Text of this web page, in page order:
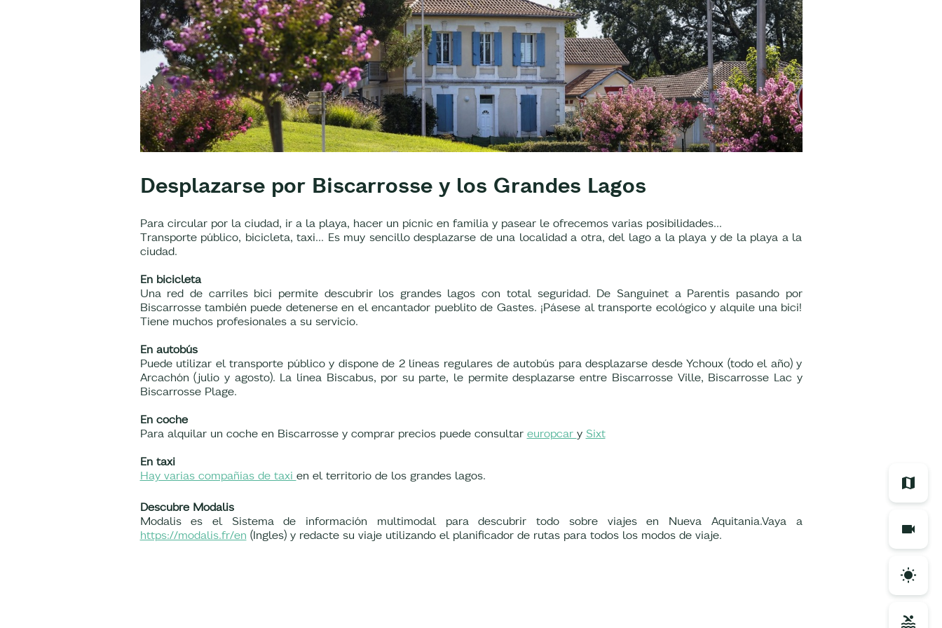
Desplazarse por Biscarrosse y los Grandes Lagos
Para circular por la ciudad, ir a la playa, hacer un pícnic en familia y pasear le ofrecemos varias posibilidades...
Transporte público, bicicleta, taxi... Es muy sencillo desplazarse de una localidad a otra, del lago a la playa y de la playa a la
ciudad.
En bicicleta
Una red de carriles bici permite descubrir los grandes lagos con total seguridad. De Sanguinet a Parentis pasando por
Biscarrosse también puede detenerse en el encantador pueblito de Gastes. ¡Pásese al transporte ecológico y alquile una bici!
Tiene muchos profesionales a su servicio.
En autobús
Puede utilizar el transporte público y dispone de 2 líneas regulares de autobús para desplazarse desde Ychoux (todo el año) y
Arcachón (julio y agosto). La línea Biscabus, por su parte, le permite desplazarse entre Biscarrosse Ville, Biscarrosse Lac y
Biscarrosse Plage.
En coche
Para alquilar un coche en Biscarrosse y comprar precios puede consultar europcar y Sixt
En taxi
Hay varias compañías de taxi en el territorio de los grandes lagos.
Descubre Modalis
Modalis es el Sistema de información multimodal para descubrir todo sobre viajes en Nueva Aquitania.Vaya a
https://modalis.fr/en (Ingles) y redacte su viaje utilizando el planificador de rutas para todos los modos de viaje.